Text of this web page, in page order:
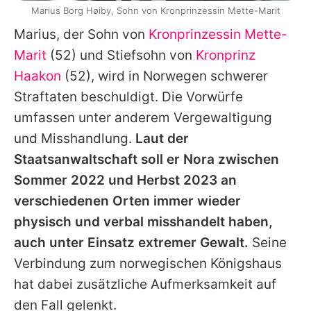
Marius, der Sohn von Kronprinzessin Mette-
Marit (52) und Stiefsohn von Kronprinz
Haakon (52), wird in Norwegen schwerer
Straftaten beschuldigt. Die Vorwürfe
umfassen unter anderem Vergewaltigung
und Misshandlung. Laut der
Staatsanwaltschaft soll er Nora zwischen
Sommer 2022 und Herbst 2023 an
verschiedenen Orten immer wieder
physisch und verbal misshandelt haben,
auch unter Einsatz extremer Gewalt. Seine
Verbindung zum norwegischen Königshaus
hat dabei zusätzliche Aufmerksamkeit auf
den Fall gelenkt.
Marius Borg Høiby, Sohn von Kronprinzessin Mette-Marit